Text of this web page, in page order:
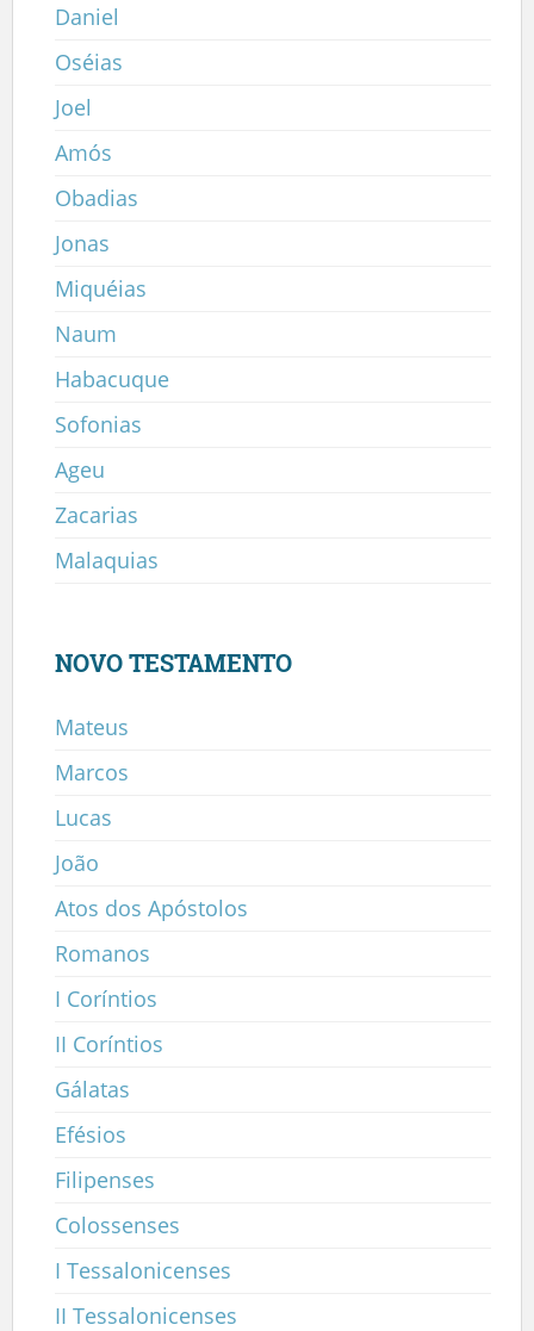
Daniel
Oséias
Joel
Amós
Obadias
Jonas
Miquéias
Naum
Habacuque
Sofonias
Ageu
Zacarias
Malaquias
NOVO TESTAMENTO
Mateus
Marcos
Lucas
João
Atos dos Apóstolos
Romanos
I Coríntios
II Coríntios
Gálatas
Efésios
Filipenses
Colossenses
I Tessalonicenses
II Tessalonicenses